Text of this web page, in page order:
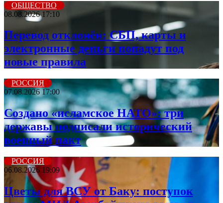
ОБЩЕСТВО
08.08.2026 17:10
Перевод отклонён: СБП, карты и
электронные деньги попадут под
новые правила
РОССИЯ
07.08.2026 17:00
Создано «исламское НАТО»: три
державы подписали исторический
военный пакт
РОССИЯ
06.08.2026 19:09
Цветы для ВСУ от Баку: поступок